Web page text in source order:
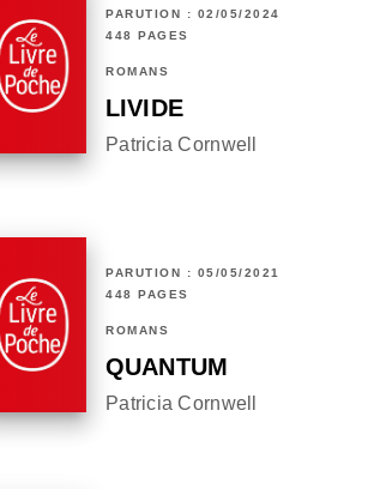
PARUTION : 02/05/2024
448 PAGES
ROMANS
LIVIDE
Patricia Cornwell
PARUTION : 05/05/2021
448 PAGES
ROMANS
QUANTUM
Patricia Cornwell